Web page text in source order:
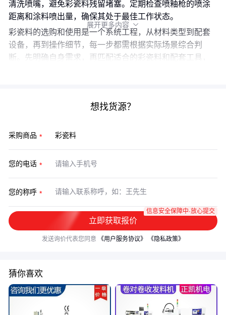
清洗喷嘴，避免彩瓷料残留堵塞。定期检查喷釉枪的喷涂
距离和涂料喷出量，确保其处于最佳工作状态。
彩瓷料的选购和使用是一个系统工程，从材料类型到配套
设备，再到操作细节，每一步都需根据实际场景综合判
断。先明确自身需求，再匹配适合的彩瓷料和配套工具，
展开更多内容 
想找货源？
采购商品
您的电话
您的称呼
立即获取报价
信息安全保障中·放心提交
发送询价代表您同意 《用户服务协议》 《隐私政策》
猜你喜欢